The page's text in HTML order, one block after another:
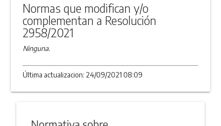
Normas que modifican y/o
complementan a Resolución
2958/2021
Ninguna.
Última actualizacion: 24/09/2021 08:09